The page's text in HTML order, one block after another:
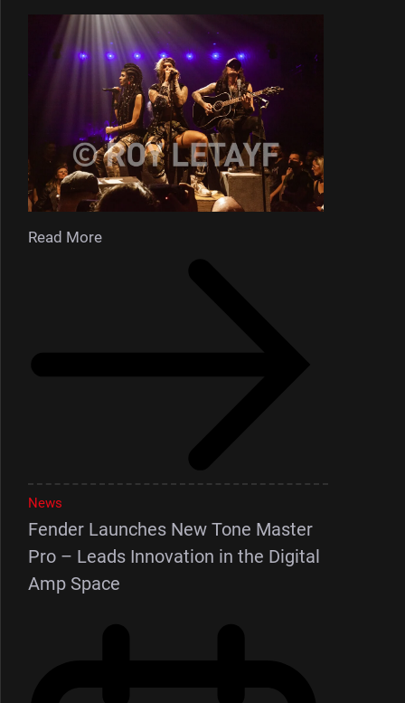
Read More
News
Fender Launches New Tone Master
Pro – Leads Innovation in the Digital
Amp Space